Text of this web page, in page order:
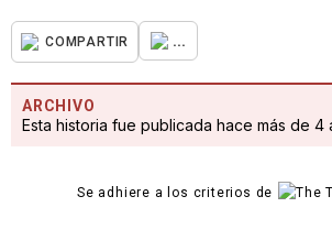
COMPARTIR ...
ARCHIVO
Esta historia fue publicada hace más de 4
Se adhiere a los criterios de